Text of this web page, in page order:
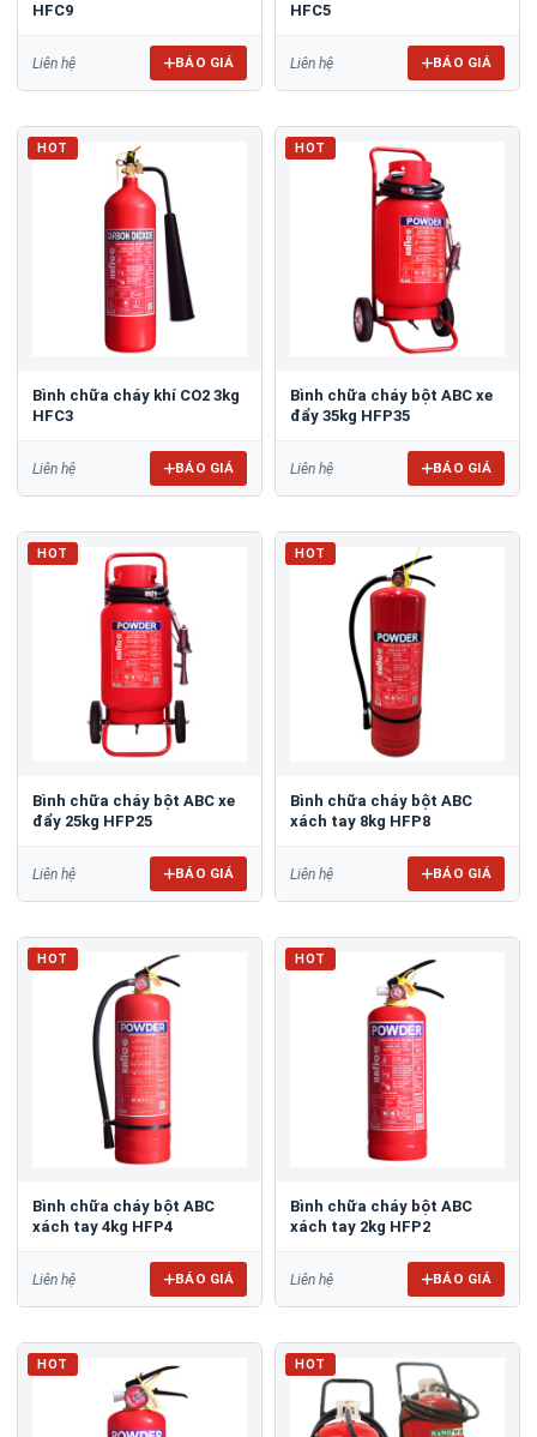
HFC9
Liên hệ BÁO GIÁ
HFC5
Liên hệ BÁO GIÁ
HOT
Bình chữa cháy khí CO2 3kg
HFC3
Liên hệ BÁO GIÁ
HOT
Bình chữa cháy bột ABC xe
đẩy 35kg HFP35
Liên hệ BÁO GIÁ
HOT
Bình chữa cháy bột ABC xe
đẩy 25kg HFP25
Liên hệ BÁO GIÁ
HOT
Bình chữa cháy bột ABC
xách tay 8kg HFP8
Liên hệ BÁO GIÁ
HOT
Bình chữa cháy bột ABC
xách tay 4kg HFP4
Liên hệ BÁO GIÁ
HOT
Bình chữa cháy bột ABC
xách tay 2kg HFP2
Liên hệ BÁO GIÁ
HOT HOT